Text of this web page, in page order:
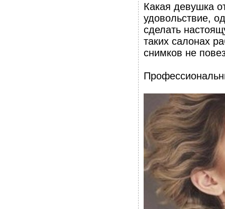
Какая девушка
удовольствие,
сделать
таких салонах
снимков не